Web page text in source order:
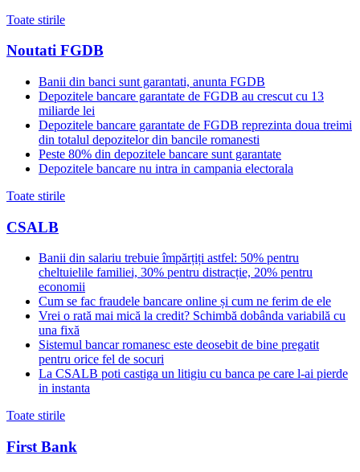
Toate stirile
Noutati FGDB
Banii din banci sunt garantati, anunta FGDB
Depozitele bancare garantate de FGDB au crescut cu 13
miliarde lei
Depozitele bancare garantate de FGDB reprezinta doua treimi
din totalul depozitelor din bancile romanesti
Peste 80% din depozitele bancare sunt garantate
Depozitele bancare nu intra in campania electorala
Toate stirile
CSALB
Banii din salariu trebuie împărțiți astfel: 50% pentru
cheltuielile familiei, 30% pentru distracție, 20% pentru
economii
Cum se fac fraudele bancare online și cum ne ferim de ele
Vrei o rată mai mică la credit? Schimbă dobânda variabilă cu
una fixă
Sistemul bancar romanesc este deosebit de bine pregatit
pentru orice fel de socuri
La CSALB poti castiga un litigiu cu banca pe care l-ai pierde
in instanta
Toate stirile
First Bank